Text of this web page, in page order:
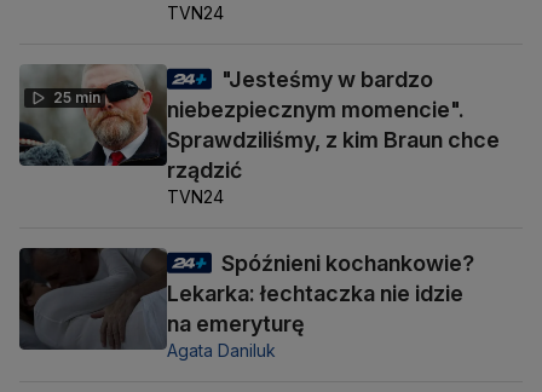
TVN24
25 min
"Jesteśmy w bardzo
niebezpiecznym momencie".
Sprawdziliśmy, z kim Braun chce
rządzić
TVN24
Spóźnieni kochankowie?
Lekarka: łechtaczka nie idzie
na emeryturę
Agata Daniluk